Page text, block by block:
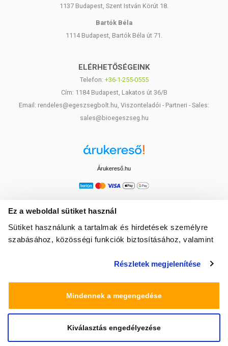
Ez a weboldal sütiket használ
Sütiket használunk a tartalmak és hirdetések személyre
szabásához, közösségi funkciók biztosításához, valamint
média-, hirdető- és elemező partnereinkkel megosztjuk az
amelyeket Ön adott meg számukra vagy az Ön által
használt más szolgáltatásokból gyűjtöttek.
Részletek megjelenítése
Mindennek a megengedése
Kiválasztás engedélyezése
1137 Budapest, Szent István Körút 18.
Bartók Béla
1114 Budapest, Bartók Béla út 71.
ELÉRHETŐSÉGEINK
Telefon: +36-1-255-0555
Cím: 1184 Budapest, Lakatos út 36/B
Email: rendeles@egeszsegbolt.hu, Viszonteladói - Partneri - Sales:
sales@bioegeszseg.hu
Árukereső.hu